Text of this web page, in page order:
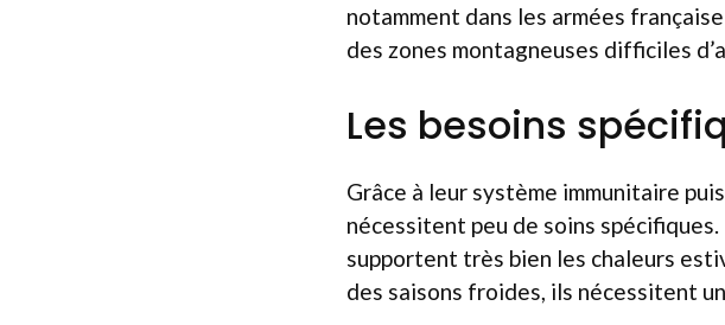
notamment dans les armées
des zones montagneuses difficiles
Les besoins
Grâce à leur système immunitaire
nécessitent peu de soins
supportent très bien les chaleurs
des saisons froides, ils nécessitent